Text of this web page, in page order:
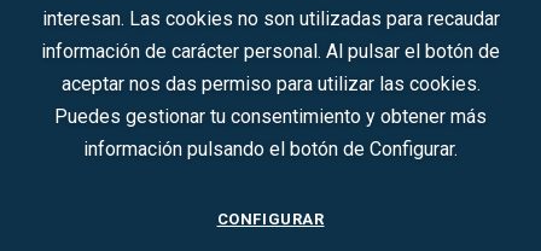
Síguenos en redes sociales:
CONTACTO
interesan. Las cookies no son utilizadas para recaudar
información de carácter personal. Al pulsar el botón de
aceptar nos das permiso para utilizar las cookies.
Puedes gestionar tu consentimiento y obtener más
información pulsando el botón de Configurar.
CONFIGURAR